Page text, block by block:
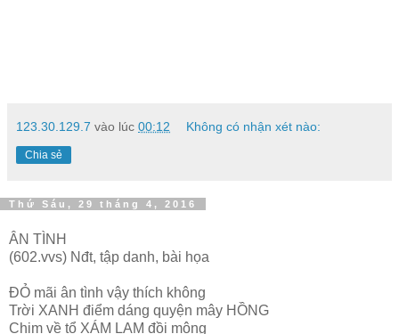
123.30.129.7 vào lúc 00:12 Không có nhận xét nào:
Chia sẻ
Thứ Sáu, 29 tháng 4, 2016
ÂN TÌNH
(602.vvs) Nđt, tập danh, bài họa
ĐỎ mãi ân tình vậy thích không
Trời XANH điểm dáng quyện mây HỒNG
Chim về tổ XÁM LAM đồi mộng